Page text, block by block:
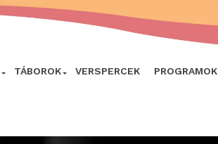
TÁBOROK VERSPERCEK PROGRAMOK